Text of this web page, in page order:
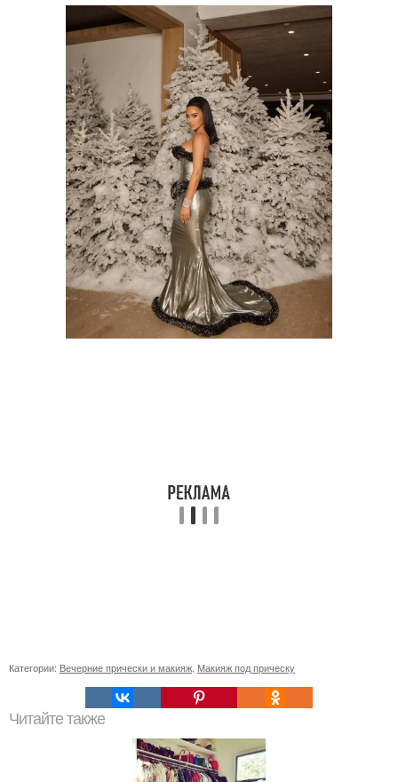
Категории: Вечерние прически и макияж Макияж под прическу
Читайте также